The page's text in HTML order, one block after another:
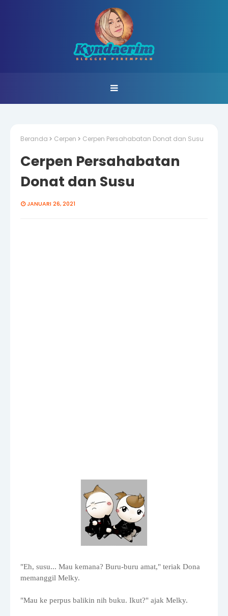
Beranda Cerpen Cerpen Persahabatan Donat dan Susu
Cerpen Persahabatan
Donat dan Susu
JANUARI 26, 2021
"Eh, susu... Mau kemana? Buru-buru amat," teriak Dona
memanggil Melky.
"Mau ke perpus balikin nih buku. Ikut?" ajak Melky.